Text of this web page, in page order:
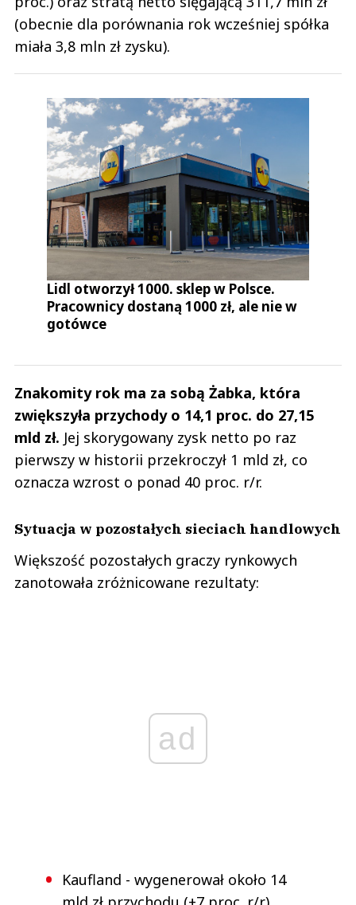
(obecnie dla porównania rok wcześniej spółka
miała 3,8 mln zł zysku).
Lidl otworzył 1000. sklep w Polsce.
Pracownicy dostaną 1000 zł, ale nie w
gotówce
Znakomity rok ma za sobą Żabka, która
zwiększyła przychody o 14,1 proc. do 27,15
mld zł. Jej skorygowany zysk netto po raz
pierwszy w historii przekroczył 1 mld zł, co
oznacza wzrost o ponad 40 proc. r/r.
Sytuacja w pozostałych sieciach handlowych
Większość pozostałych graczy rynkowych
zanotowała zróżnicowane rezultaty:
ad
Kaufland - wygenerował około 14